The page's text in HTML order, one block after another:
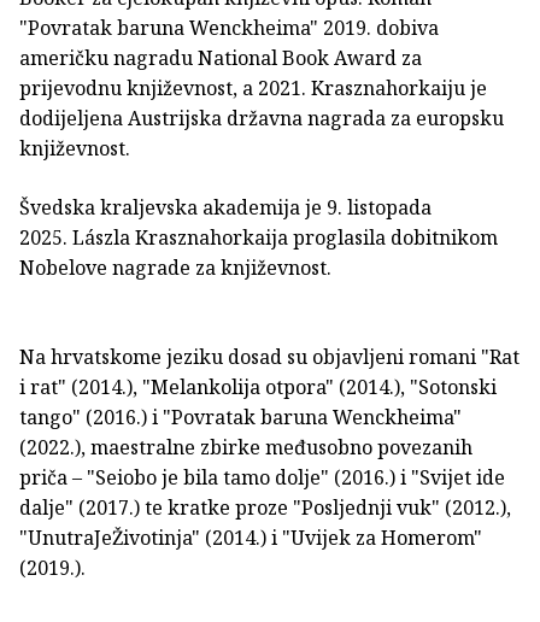
"Povratak baruna Wenckheima" 2019. dobiva
američku nagradu National Book Award za
prijevodnu književnost, a 2021. Krasznahorkaiju je
dodijeljena Austrijska državna nagrada za europsku
književnost.
Švedska kraljevska akademija je 9. listopada
2025. Lászla Krasznahorkaija proglasila dobitnikom
Nobelove nagrade za književnost.
Na hrvatskome jeziku dosad su objavljeni romani "Rat
i rat" (2014.), "Melankolija otpora" (2014.), "Sotonski
tango" (2016.) i "Povratak baruna Wenckheima"
(2022.), maestralne zbirke međusobno povezanih
priča – "Seiobo je bila tamo dolje" (2016.) i "Svijet ide
dalje" (2017.) te kratke proze "Posljednji vuk" (2012.),
"UnutraJeŽivotinja" (2014.) i "Uvijek za Homerom"
(2019.).